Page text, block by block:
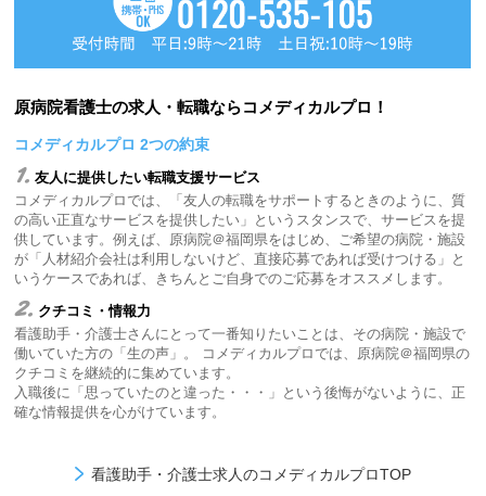
原病院看護士の求人・転職ならコメディカルプロ！
コメディカルプロ 2つの約束
1. 友人に提供したい転職支援サービス
コメディカルプロでは、「友人の転職をサポートするときのように、質
の高い正直なサービスを提供したい」というスタンスで、サービスを提
供しています。例えば、原病院＠福岡県をはじめ、ご希望の病院・施設
が「人材紹介会社は利用しないけど、直接応募であれば受けつける」と
いうケースであれば、きちんとご自身でのご応募をオススメします。
2. クチコミ・情報力
看護助手・介護士さんにとって一番知りたいことは、その病院・施設で
働いていた方の「生の声」。 コメディカルプロでは、原病院＠福岡県の
クチコミを継続的に集めています。
入職後に「思っていたのと違った・・・」という後悔がないように、正
確な情報提供を心がけています。
看護助手・介護士求人のコメディカルプロTOP